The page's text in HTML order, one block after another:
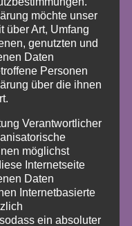
2 Jahren):
von
und
Moderne
tänzerische
möchte unser
über Art, Umfang
genutzten und
Daten
Personen
über die ihnen
Verantwortlicher
möglichst
Internetseite
Daten
Internetbasierte
ein absoluter